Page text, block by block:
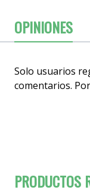
OPINIONES
Solo usuarios
comentarios.
PRODUCTOS